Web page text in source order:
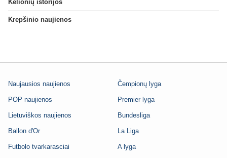
Kelionių istorijos
Krepšinio naujienos
Naujausios naujienos
POP naujienos
Lietuviškos naujienos
Ballon d'Or
Futbolo tvarkarasciai
Čempionų lyga
Premier lyga
Bundesliga
La Liga
A lyga